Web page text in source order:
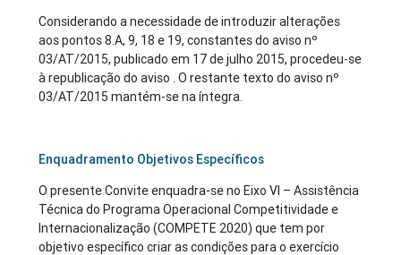
Considerando a necessidade de introduzir alterações
aos pontos 8.A, 9, 18 e 19, constantes do aviso nº
03/AT/2015, publicado em 17 de julho 2015, procedeu-se
à republicação do aviso . O restante texto do aviso nº
03/AT/2015 mantém-se na íntegra.
Enquadramento Objetivos Específicos
O presente Convite enquadra-se no Eixo VI – Assistência
Técnica do Programa Operacional Competitividade e
Internacionalização (COMPETE 2020) que tem por
objetivo específico criar as condições para o exercício